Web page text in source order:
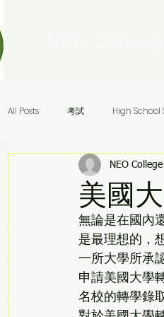
All Posts 考試 High School
Ivy League Schools 申請
Audrey老師八分鐘答疑
美國
NEO
無論是在國內
是最理想的，
一所大學所承
申請美國大學
名校的轉學錄